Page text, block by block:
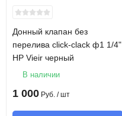
Донный клапан без
перелива click-clack ф1 1/4"
НР Vieir черный
В наличии
1 000 Руб. / шт